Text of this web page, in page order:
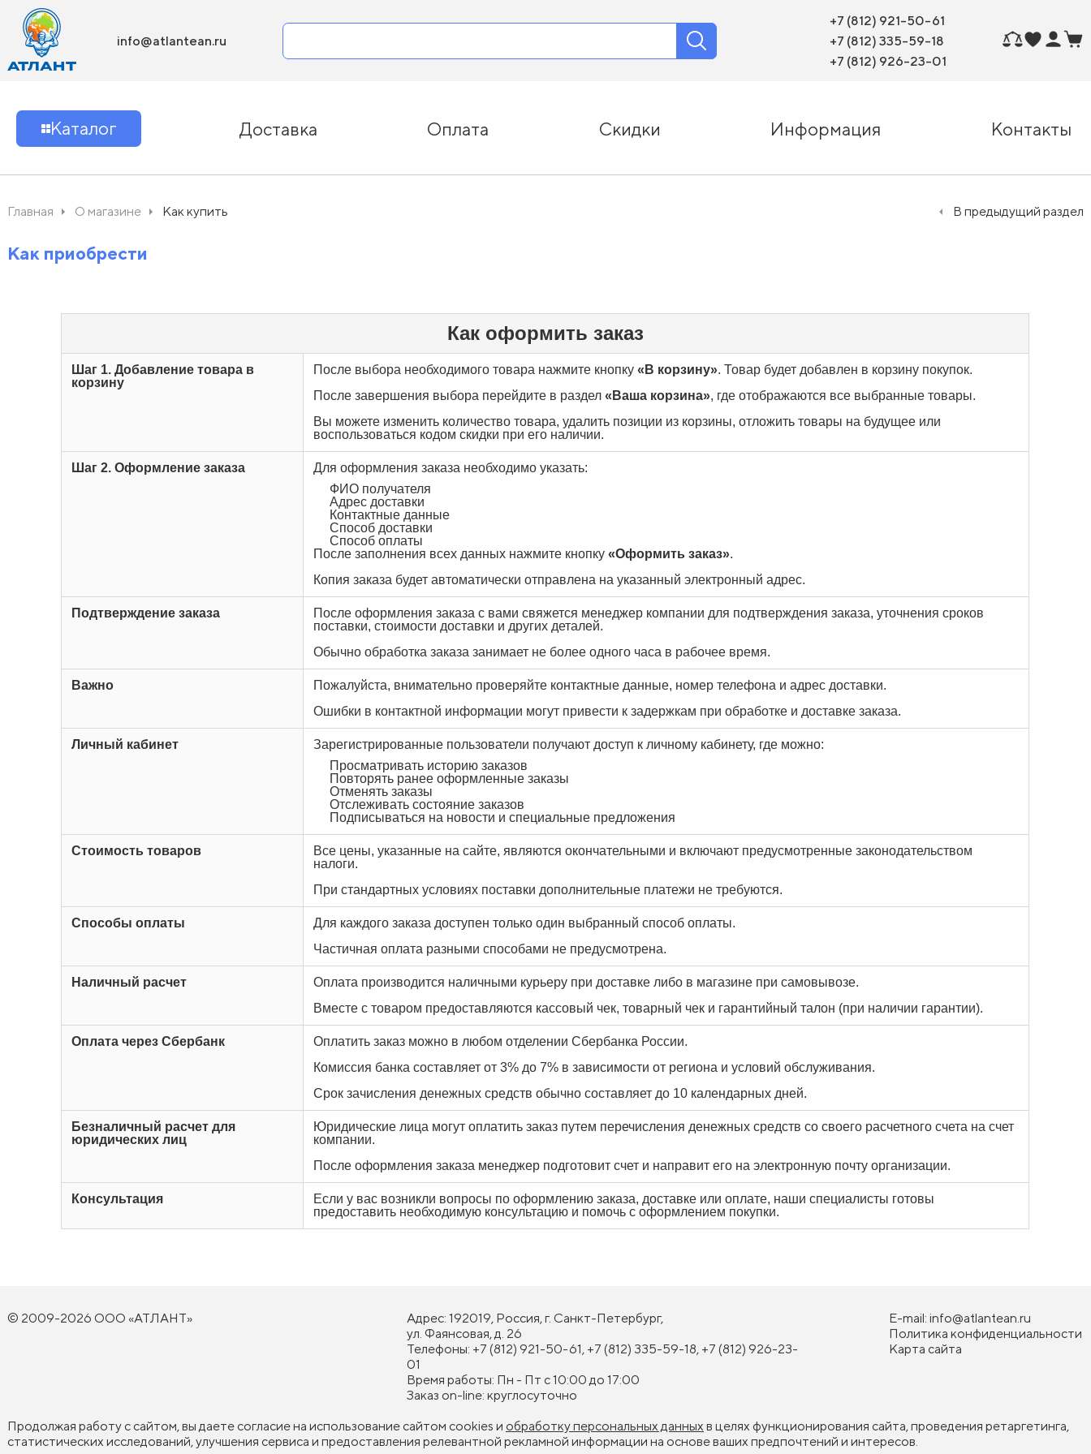
info@atlantean.ru
+7 (812) 921-50-61
+7 (812) 335-59-18
+7 (812) 926-23-01
Каталог Доставка Оплата Скидки Информация Контакты
Главная О магазине Как купить В предыдущий раздел
Как приобрести
Как оформить заказ
Шаг 1. Добавление товара в
корзину
После выбора необходимого товара нажмите кнопку«В корзину». Товар будет добавлен в корзину покупок.
После завершения выбора перейдите в раздел«Ваша корзина», где отображаются все выбранные товары.
Вы можете изменить количество товара, удалить позиции из корзины, отложить товары на будущее или
воспользоваться кодом скидки при его наличии.
Шаг 2. Оформление заказа
Для оформления заказа необходимо указать:
ФИО получателя
Адрес доставки
Контактные данные
Способ доставки
Способ оплаты
После заполнения всех данных нажмите кнопку«Оформить заказ».
Копия заказа будет автоматически отправлена на указанный электронный адрес.
Подтверждение заказа
После оформления заказа с вами свяжется менеджер компании для подтверждения заказа, уточнения сроков
поставки, стоимости доставки и других деталей.
Обычно обработка заказа занимает не более одного часа в рабочее время.
Важно
Пожалуйста, внимательно проверяйте контактные данные, номер телефона и адрес доставки.
Ошибки в контактной информации могут привести к задержкам при обработке и доставке заказа.
Личный кабинет
Зарегистрированные пользователи получают доступ к личному кабинету, где можно:
Просматривать историю заказов
Повторять ранее оформленные заказы
Отменять заказы
Отслеживать состояние заказов
Подписываться на новости и специальные предложения
Стоимость товаров
Все цены, указанные на сайте, являются окончательными и включают предусмотренные законодательством
налоги.
При стандартных условиях поставки дополнительные платежи не требуются.
Способы оплаты
Для каждого заказа доступен только один выбранный способ оплаты.
Частичная оплата разными способами не предусмотрена.
Наличный расчет
Оплата производится наличными курьеру при доставке либо в магазине при самовывозе.
Вместе с товаром предоставляются кассовый чек, товарный чек и гарантийный талон (при наличии гарантии).
Оплата через Сбербанк
Оплатить заказ можно в любом отделении Сбербанка России.
Комиссия банка составляет от 3% до 7% в зависимости от региона и условий обслуживания.
Срок зачисления денежных средств обычно составляет до 10 календарных дней.
Безналичный расчет для
юридических лиц
Юридические лица могут оплатить заказ путем перечисления денежных средств со своего расчетного счета на счет
компании.
После оформления заказа менеджер подготовит счет и направит его на электронную почту организации.
Консультация
Если у вас возникли вопросы по оформлению заказа, доставке или оплате, наши специалисты готовы
предоставить необходимую консультацию и помочь с оформлением покупки.
© 2009-2026 ООО «АТЛАНТ»
Адрес: 192019, Россия, г. Санкт-Петербург,
ул. Фаянсовая, д. 26
Телефоны: +7 (812) 921-50-61, +7 (812) 335-59-18, +7 (812) 926-23-
01
Время работы: Пн - Пт с 10:00 до 17:00
Заказ on-line: круглосуточно
E-mail: info@atlantean.ru
Политика конфиденциальности
Карта сайта
Продолжая работу с сайтом, вы даете согласие на использование сайтом cookies и обработку персональных данных в целях функционирования сайта, проведения ретаргетинга,
статистических исследований, улучшения сервиса и предоставления релевантной рекламной информации на основе ваших предпочтений и интересов.